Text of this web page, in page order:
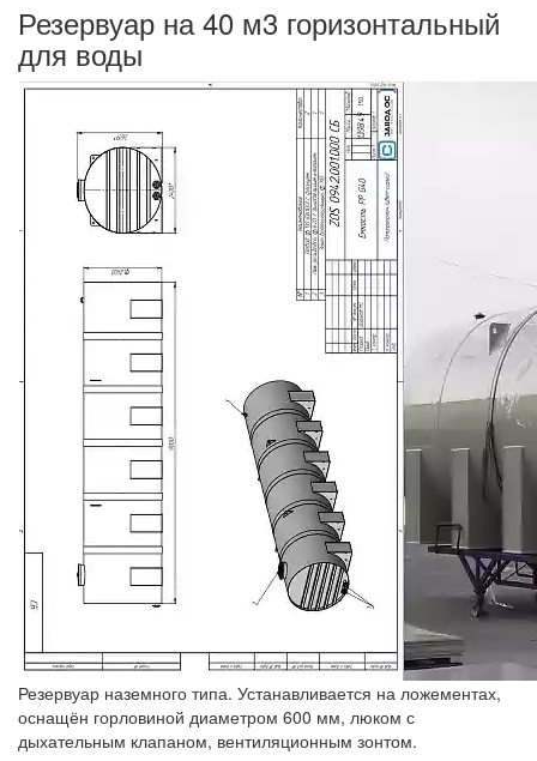
Резервуар на 40 м3 горизонтальный
для воды
Резервуар наземного типа. Устанавливается на ложементах,
оснащён горловиной диаметром 600 мм, люком с
дыхательным клапаном, вентиляционным зонтом.